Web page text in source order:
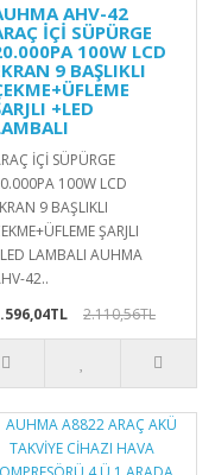
AHV-42
İÇİ SÜPÜRGE
100W LCD
9 BAŞLIKLI
+LED
İÇİ SÜPÜRGE
100W LCD
9 BAŞLIKLI
ŞARJLI
LAMBALI AUHMA
42..
2.110,56TL